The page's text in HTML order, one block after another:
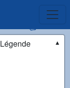
Légende
▼